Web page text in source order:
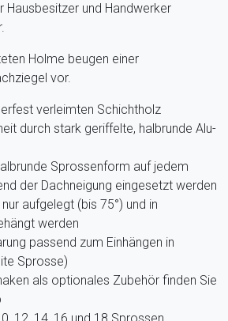
Hausbesitzer und Handwerker
Holme beugen einer
vor.
verleimten Schichtholz
durch stark geriffelte, halbrunde Alu-
Sprossenform auf jedem
der Dachneigung eingesetzt werden
aufgelegt (bis 75°) und in
werden
passend zum Einhängen in
Sprosse)
als optionales Zubehör finden Sie